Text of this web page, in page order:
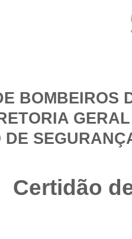
BOMBEIROS
DE
Certidão